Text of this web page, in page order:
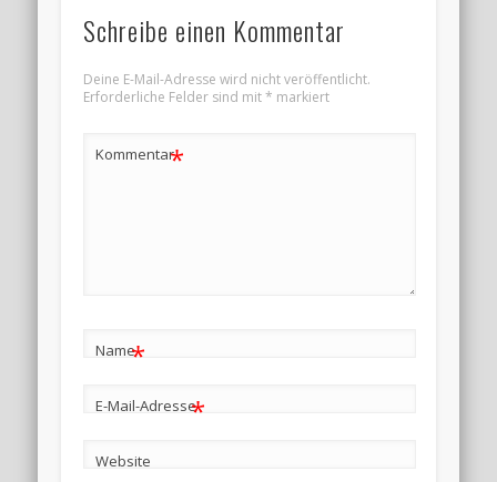
Schreibe einen Kommentar
Deine E-Mail-Adresse wird nicht veröffentlicht.
Erforderliche Felder sind mit* markiert
Kommentar*
Name*
E-Mail-Adresse*
Website